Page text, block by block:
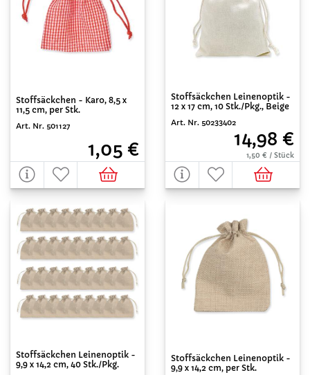
Stoffsäckchen - Karo, 8,5 x
11,5 cm, per Stk.
Art. Nr. 501127
1,05 €
Stoffsäckchen Leinenoptik -
12 x 17 cm, 10 Stk./Pkg., Beige
Art. Nr. 50233402
14,98 €
1,50 € / Stück
Stoffsäckchen Leinenoptik -
9,9 x 14,2 cm, 40 Stk./Pkg.
Stoffsäckchen Leinenoptik -
9,9 x 14,2 cm, per Stk.